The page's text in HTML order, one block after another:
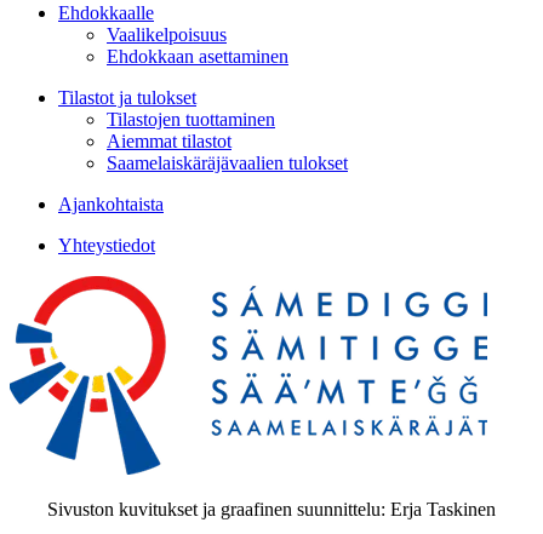
Ehdokkaalle
Vaalikelpoisuus
Ehdokkaan asettaminen
Tilastot ja tulokset
Tilastojen tuottaminen
Aiemmat tilastot
Saamelaiskäräjävaalien tulokset
Ajankohtaista
Yhteystiedot
Sivuston kuvitukset ja graafinen suunnittelu: Erja Taskinen